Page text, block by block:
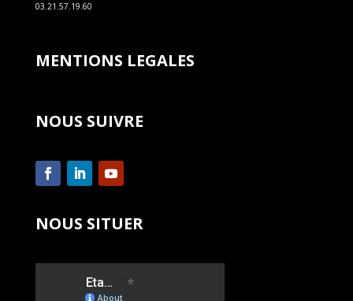
03.21.57.19.60
MENTIONS LEGALES
NOUS SUIVRE
NOUS SITUER